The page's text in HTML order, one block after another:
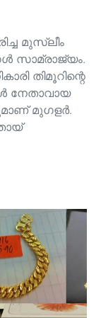
മുസ്ലീം
സാമ്രാജ്യം.
തിമൂറിന്റെ
നേതാവായ
മുഗളർ.